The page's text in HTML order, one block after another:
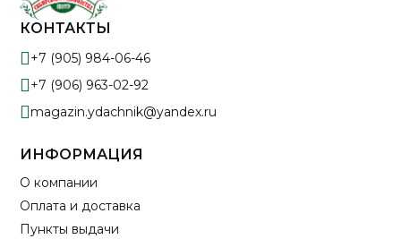
КОНТАКТЫ
+7 (905) 984-06-46
+7 (906) 963-02-92
magazin.ydachnik@yandex.ru
ИНФОРМАЦИЯ
О компании
Оплата и доставка
Пункты выдачи